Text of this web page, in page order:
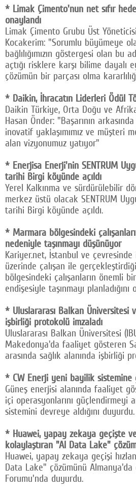
* Limak Çimento'nun net sıfır
onaylandı
Limak Çimento Grubu Üst
Kocakerim: "Sorumlu büyümeye
bağlılığımızın göstergesi olan bu
açtığı risklere karşı bilime dayalı
çözümün bir parçası olma
* Daikin, İhracatın Liderleri Ödül
Daikin Türkiye, Orta Doğu ve
Hasan Önder: "Başarının
inovatif yaklaşımımız ve müşteri
alan vizyonumuz yatıyor"
* Enerjisa Enerji'nin SENTRUM
tarihi Birgi köyünde açıldı
Yerel Kalkınma ve sürdürülebilir
merkez üstü olacak SENTRUM
tarihi Birgi köyünde açıldı.
* Marmara bölgesindeki
nedeniyle taşınmayı düşünüyor
Kariyer.net, İstanbul ve
üzerinde çalışan ile
bölgesindeki çalışanların önemli
endişesiyle taşınmayı
* Uluslararası Balkan Üniversitesi
işbirliği protokolü imzaladı
Uluslararası Balkan Üniversitesi
Makedonya'da faaliyet gösteren
arasında sağlık alanında işbirliği
* CW Enerji yeni bayilik sistemine
Güneş enerjisi alanında faaliyet
içi operasyonlarını güçlendirmeyi
sistemini devreye aldığını duyurdu.
* Huawei, yapay zekaya geçişte
kolaylaştıran "AI Data Lake"
Huawei, yapay zekaya geçişi
Data Lake" çözümünü Almanya'da
Forumu'nda duyurdu.